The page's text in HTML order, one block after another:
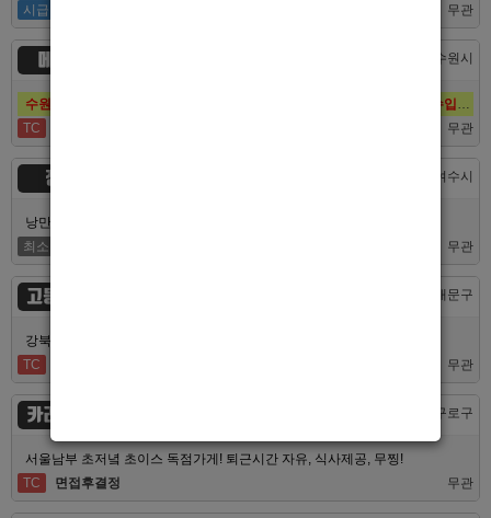
시급
무관
메이드 경기 > 수원시
TC
무관
정원 전남 > 여수시
낭만의 도시 여수남보도 호빠알바 해보실분 모집합니다 최고대우보장
최소
무관
고등어노래방 서울 > 동대문구
강북 1등 신세계 장안동호빠 알바모집합니다 동대문호빠
TC
무관
카라노래빠 서울 > 구로구
서울남부 초저녘 초이스 독점가게! 퇴근시간 자유, 식사제공, 무찡!
TC
면접후결정 무관